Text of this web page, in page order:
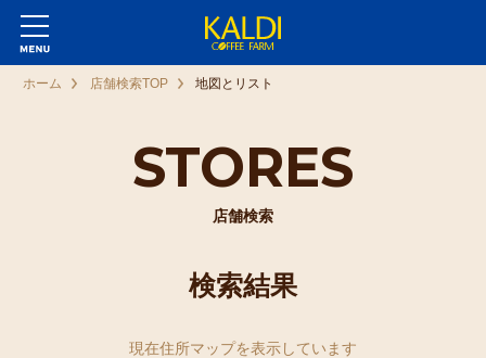
STORES
店舗検索
ホーム 店舗検索TOP 地図とリスト
検索結果
現在住所マップを表示しています